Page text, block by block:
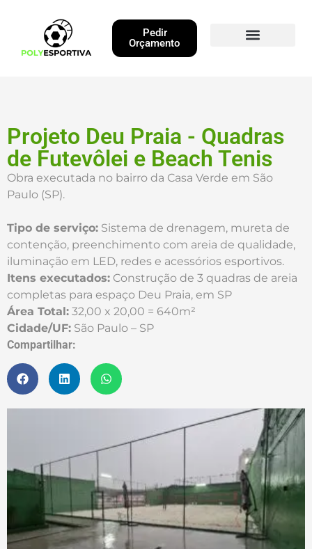
Pedir
Orçamento
Projeto Deu Praia - Quadras
de Futevôlei e Beach Tenis
Obra executada no bairro da Casa Verde em São
Paulo (SP).
Tipo de serviço: Sistema de drenagem, mureta de
contenção, preenchimento com areia de qualidade,
iluminação em LED, redes e acessórios esportivos.
Itens executados: Construção de 3 quadras de areia
completas para espaço Deu Praia, em SP
Área Total: 32,00 x 20,00 = 640m²
Cidade/UF: São Paulo – SP
Compartilhar: